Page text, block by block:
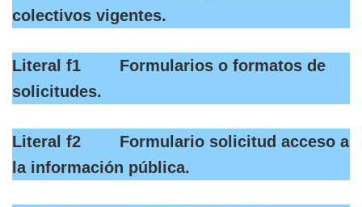
colectivos vigentes.
Literal f1 Formularios o formatos de
solicitudes.
Literal f2 Formulario solicitud acceso a
la información pública.